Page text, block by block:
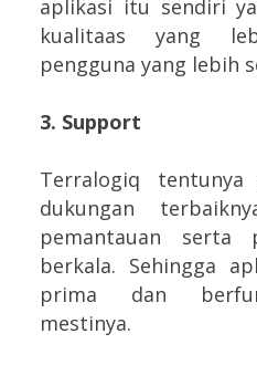
aplikasi itu sendiri
kualitaas yang
pengguna yang lebih
3. Support
Terralogiq tentunya
dukungan
pemantauan serta
berkala. Sehingga
prima dan
mestinya.